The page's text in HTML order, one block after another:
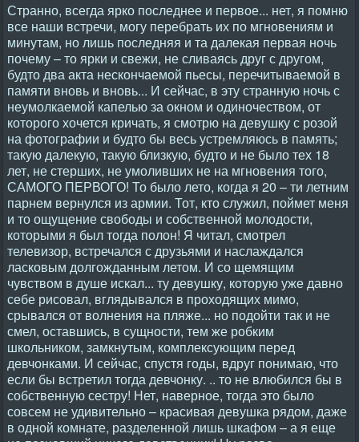
Странно, всегда ярко последнее и первое... нет, я помню
все наши встречи, могу перебрать их по мгновениям и
минутам, но лишь последняя и та далекая первая ночь
почему – то ярки и свежи, не сливаясь друг с другом,
будто два акта нескончаемой пьесы, перечитываемой в
памяти вновь и вновь... И сейчас, в эту странную ночь с
неумолкаемой капелью за окном и одиночеством, от
которого хочется кричать, я смотрю на девушку с розой
на фотографии и будто бы весь устремляюсь в память;
такую далекую, такую близкую, будто и не было тех 18
лет, не стерших, не умоливших не на мгновения того,
САМОГО ПЕРВОГО! То было лето, когда я 20 – ти летним
парнем вернулся из армии. Тот, кто служил, поймет меня
и то ощущение свободы и собственной молодости,
которыми я был тогда полон! Я читал, смотрел
телевизор, встречался с друзьями и наслаждался
ласковым долгожданным летом. И со щемящим
чувством в душе искал... ту девушку, которую уже давно
себе рисовал, вглядывался в проходящих мимо,
срывался от волнения на пляже... но подойти так и не
смел, оставшись, в сущности, тем же робким
школьником, замкнутым, комплексующим перед
девчонками. И сейчас, спустя годы, вдруг понимаю, что
если бы встретил тогда девчонку. .. то не влюбился бы в
собственную сестру! Нет, наверное, тогда это было
совсем не удивительно – красивая девушка рядом, даже
в одной комнате, разделенной лишь шкафом – а я еще